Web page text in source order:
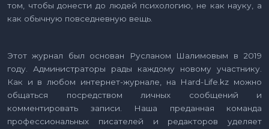
том, чтобы донести до людей психологию, не как науку, а
как обычную повседневную вещь.
Этот журнал был основан Русланом Шалимовым в 2019
году. Администраторы рады каждому новому участнику.
Как и в любом интернет-журнале, на Hard-Life.kz можно
общаться посредством личных сообщений и
комментировать записи. Наша преданная команда
профессиональных писателей и редакторов уделяет